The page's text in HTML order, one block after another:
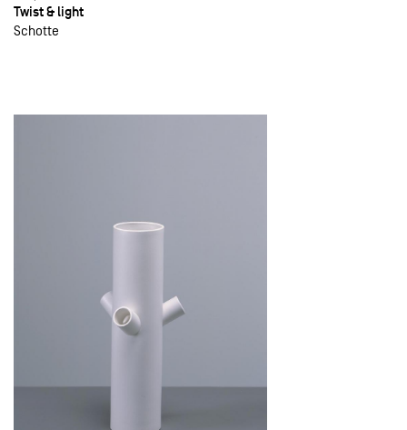
Twist & light
Schotte